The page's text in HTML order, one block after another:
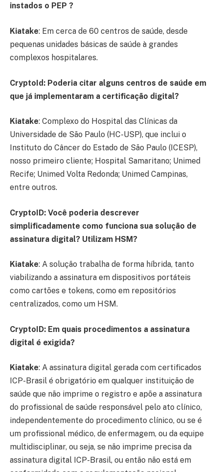
instados o PEP ?
Kiatake: Em cerca de 60 centros de saúde, desde
pequenas unidades básicas de saúde à grandes
complexos hospitalares.
CryptoId: Poderia citar alguns centros de saúde em
que já implementaram a certificação digital?
Kiatake: Complexo do Hospital das Clínicas da
Universidade de São Paulo (HC-USP), que inclui o
Instituto do Câncer do Estado de São Paulo (ICESP),
nosso primeiro cliente; Hospital Samaritano; Unimed
Recife; Unimed Volta Redonda; Unimed Campinas,
entre outros.
CryptoID: Você poderia descrever
simplificadamente como funciona sua solução de
assinatura digital? Utilizam HSM?
Kiatake: A solução trabalha de forma híbrida, tanto
viabilizando a assinatura em dispositivos portáteis
como cartões e tokens, como em repositórios
centralizados, como um HSM.
CryptoID: Em quais procedimentos a assinatura
digital é exigida?
Kiatake: A assinatura digital gerada com certificados
ICP-Brasil é obrigatório em qualquer instituição de
saúde que não imprime o registro e apõe a assinatura
do profissional de saúde responsável pelo ato clínico,
independentemente do procedimento clínico, ou se é
um profissional médico, de enfermagem, ou da equipe
multidisciplinar, ou seja, se não imprime precisa da
assinatura digital ICP-Brasil, ou então não está em